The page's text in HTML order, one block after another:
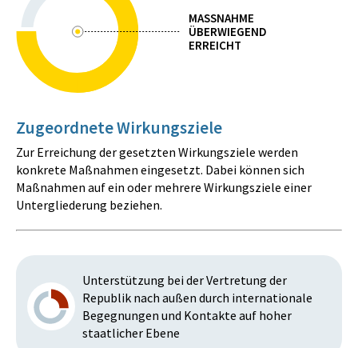
MASSNAHME
ÜBERWIEGEND
ERREICHT
Zugeordnete Wirkungsziele
Zur Erreichung der gesetzten Wirkungsziele werden
konkrete Maßnahmen eingesetzt. Dabei können sich
Maßnahmen auf ein oder mehrere Wirkungsziele einer
Untergliederung beziehen.
Unterstützung bei der Vertretung der
Republik nach außen durch internationale
Begegnungen und Kontakte auf hoher
staatlicher Ebene